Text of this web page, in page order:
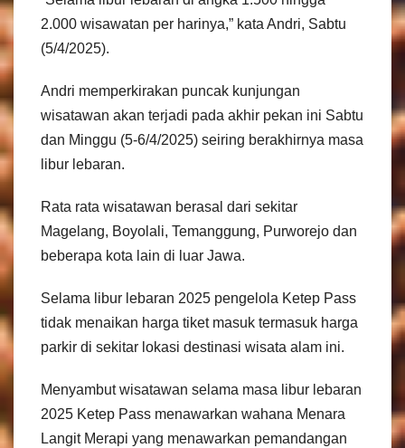
2.000 wisawatan per harinya,” kata Andri, Sabtu
(5/4/2025).
Andri memperkirakan puncak kunjungan
wisatawan akan terjadi pada akhir pekan ini Sabtu
dan Minggu (5-6/4/2025) seiring berakhirnya masa
libur lebaran.
Rata rata wisatawan berasal dari sekitar
Magelang, Boyolali, Temanggung, Purworejo dan
beberapa kota lain di luar Jawa.
Selama libur lebaran 2025 pengelola Ketep Pass
tidak menaikan harga tiket masuk termasuk harga
parkir di sekitar lokasi destinasi wisata alam ini.
Menyambut wisatawan selama masa libur lebaran
2025 Ketep Pass menawarkan wahana Menara
Langit Merapi yang menawarkan pemandangan